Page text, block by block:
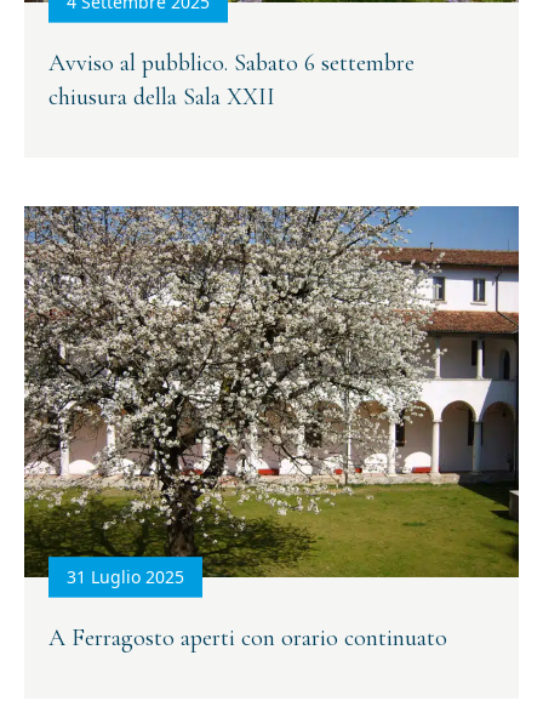
Avviso al pubblico. Sabato 6 settembre
chiusura della Sala XXII
31 Luglio 2025
A Ferragosto aperti con orario continuato
(Obbligatorio)
(Obbligatorio)
Materiale
informativo
Acconsento all'invio di materiale informativo
(Obbligatorio)